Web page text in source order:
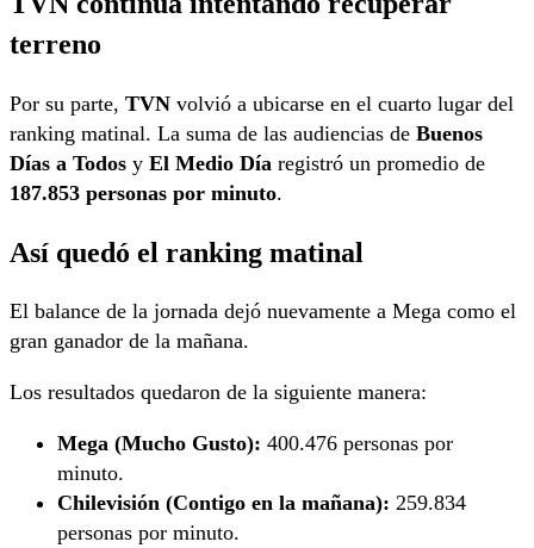
terreno
Por su parte, TVN volvió a ubicarse en el cuarto lugar del
ranking matinal. La suma de las audiencias de Buenos
Días a Todos y El Medio Día registró un promedio de
187.853 personas por minuto.
Así quedó el ranking matinal
El balance de la jornada dejó nuevamente a Mega como el
gran ganador de la mañana.
Los resultados quedaron de la siguiente manera:
Mega (Mucho Gusto): 400.476 personas por
minuto.
Chilevisión (Contigo en la mañana): 259.834
personas por minuto.